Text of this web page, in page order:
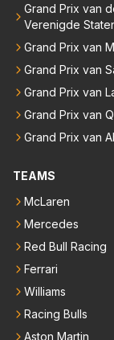
Grand Prix van
Verenigde
Grand Prix van
Grand Prix van
Grand Prix van
Grand Prix van
Grand Prix van
TEAMS
McLaren
Mercedes
Red Bull Racing
Ferrari
Williams
Racing Bulls
Aston Martin